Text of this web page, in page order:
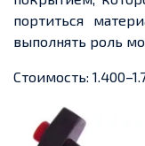
портиться
выполнять роль
Стоимость: